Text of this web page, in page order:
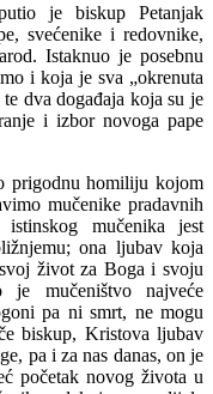
je biskup Petanjak
svećenike i redovnike,
Istaknuo je posebnu
i koja je sva „okrenuta
dva događaja koja su je
i izbor novoga pape
prigodnu homiliju kojom
mučenike pradavnih
mučenika jest
ona ljubav koja
život za Boga i svoju
je mučeništvo najveće
pa ni smrt, ne mogu
biskup, Kristova ljubav
pa i za nas danas, on je
početak novog života u